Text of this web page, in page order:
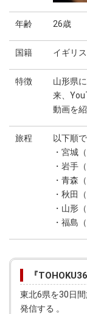
年齢 26歳
国籍 イギリ
特徴
山形県
来、
動画を
旅程
以下順
・宮城
・岩手
・青森
・秋田
・山形
・福島
『
東北6県を30日
発信する 。